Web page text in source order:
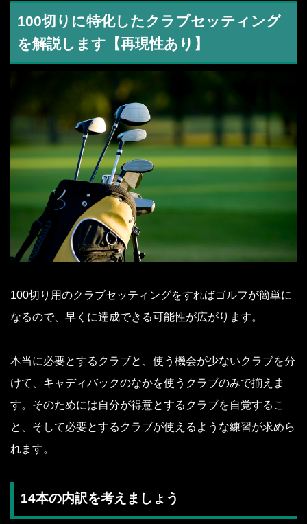
100切りに特化したクラブセッティング
を解説します【再現性あり】
100切り用のクラブセッティングをすればゴルフが簡単に
なるので、早くに達成できる可能性が広がります。
本当に必要とするクラブと、使う機会が少ないクラブを分
けて、キャディバックのなかを使うクラブのみで揃えま
す。そのためには自分が得意とするクラブを自覚するこ
と、そして必要とするクラブが使えるような練習が求めら
れます。
14本の内訳を考えましょう